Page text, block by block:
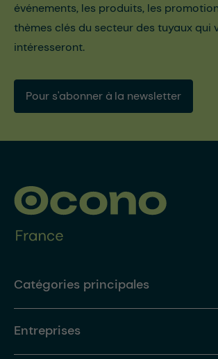
événements, les produits, les
thèmes clés du secteur des tuyaux qui
intéresseront.
Pour s'abonner à la newsletter
Catégories principales
Entreprises